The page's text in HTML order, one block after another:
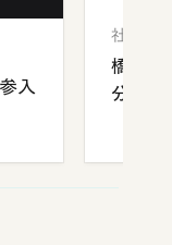
入
社会
橋本愛
分 佐